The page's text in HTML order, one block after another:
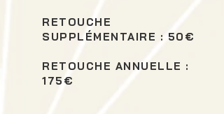
RETOUCHE
SUPPLÉMENTAIRE : 50€
RETOUCHE ANNUELLE :
175€